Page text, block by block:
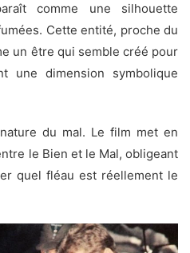
comme une silhouette
Cette entité, proche du
un être qui semble créé pour
une dimension symbolique
du mal. Le film met en
le Bien et le Mal, obligeant
quel fléau est réellement le